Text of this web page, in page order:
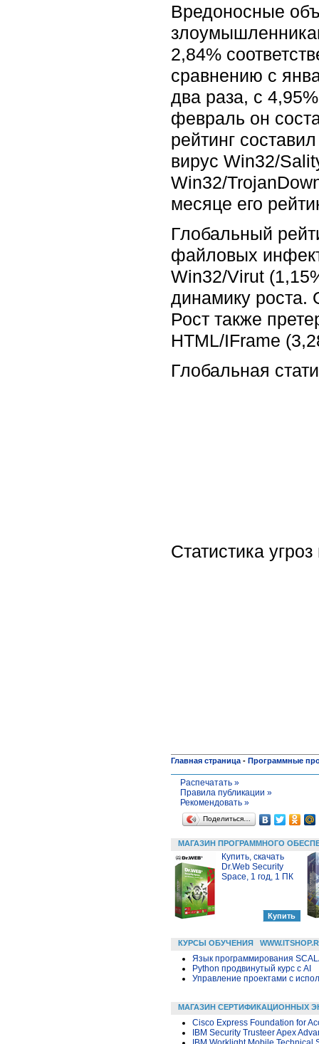
Вредоносные
2,84%
сравнению с
два раза, с
февраль он
рейтинг
вирус Win32/
Win32/
месяце его
Глобальный
файловых
Win32/Virut
динамику роста.
Рост также
HTML/IFrame
Глобальная
Статистика
Главная страница - Программные
Распечатать »
Правила публикации »
Рекомендовать »
Поделиться…
МАГАЗИН ПРОГРАММНОГО
Купить, скачать
Dr.Web Security
Space, 1 год, 1 ПК
КУРСЫ ОБУЧЕНИЯ
Язык программирования
Python продвинутый курс с AI
Управление проектами с
МАГАЗИН СЕРТИФИКАЦИОННЫХ
Cisco Express Foundation for
IBM Security Trusteer Apex